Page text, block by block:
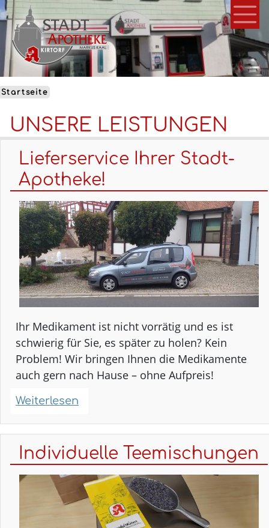
Direkt
zum
Inhalt
Startseite
UNSERE LEISTUNGEN
Lieferservice Ihrer Stadt-
Apotheke!
Ihr Medikament ist nicht vorrätig und es ist
schwierig für Sie, es später zu holen? Kein
Problem! Wir bringen Ihnen die Medikamente
auch gern nach Hause – ohne Aufpreis!
Weiterlesen
Ihrer
Stadt-
Apotheke!
Individuelle Teemischungen